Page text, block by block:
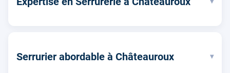
Serrurier abordable à Châteauroux ▾